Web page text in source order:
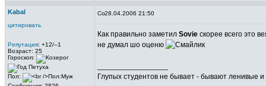
Kabal
цитировать
Репутация: +12/–1
Возраст: 25
Гороскоп:
Пол:
28.04.2006 21:50
Как правильно заметил Sovie скорее всего это
не думал шо оценю
Глупых студентов не бывает - бывают ленивые